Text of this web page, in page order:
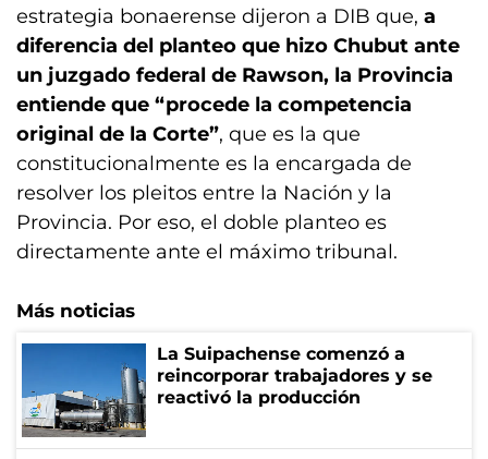
estrategia bonaerense dijeron a DIB que, a
diferencia del planteo que hizo Chubut ante
un juzgado federal de Rawson, la Provincia
entiende que “procede la competencia
original de la Corte”, que es la que
constitucionalmente es la encargada de
resolver los pleitos entre la Nación y la
Provincia. Por eso, el doble planteo es
directamente ante el máximo tribunal.
Más noticias
La Suipachense comenzó a
reincorporar trabajadores y se
reactivó la producción